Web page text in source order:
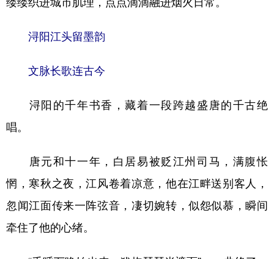
浔阳江头留墨韵
文脉长歌连古今
浔阳的千年书香，藏着一段跨越盛唐的千古绝
唱。
唐元和十一年，白居易被贬江州司马，满腹怅
惘，寒秋之夜，江风卷着凉意，他在江畔送别客人，
忽闻江面传来一阵弦音，凄切婉转，似怨似慕，瞬间
牵住了他的心绪。